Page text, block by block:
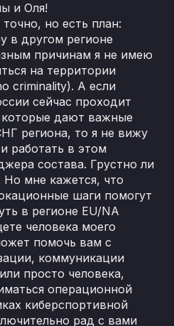
и Оля!
но есть план:
в другом регионе
причинам я не имею
на территории
criminality). А если
сейчас проходит
дают важные
региона, то я не вижу
работать в этом
состава. Грустно ли
Но мне кажется, что
шаги помогут
в регионе EU/NA
человека моего
помочь вам с
коммуникации
просто человека,
операционной
киберспортивной
рад с вами